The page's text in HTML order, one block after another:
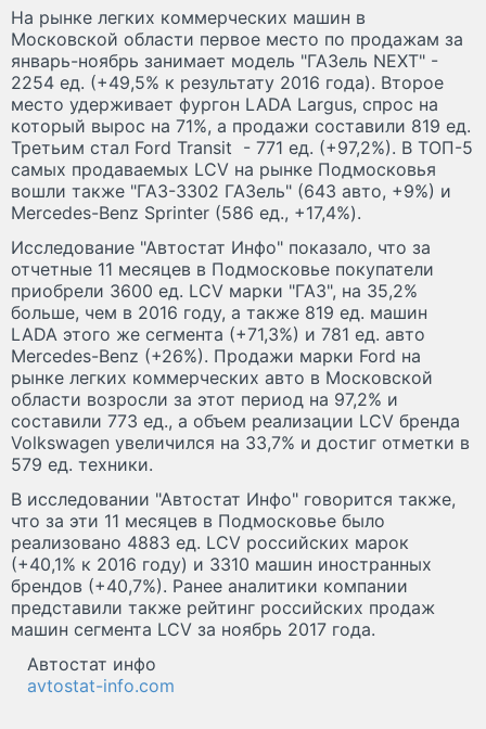
На рынке легких коммерческих машин в
Московской области первое место по продажам за
январь-ноябрь занимает модель "ГАЗель NEXT" -
2254 ед. (+49,5% к результату 2016 года). Второе
место удерживает фургон LADA Largus, спрос на
который вырос на 71%, а продажи составили 819 ед.
Третьим стал Ford Transit - 771 ед. (+97,2%). В ТОП-5
самых продаваемых LCV на рынке Подмосковья
вошли также "ГАЗ-3302 ГАЗель" (643 авто, +9%) и
Mercedes-Benz Sprinter (586 ед., +17,4%).
Исследование "Автостат Инфо" показало, что за
отчетные 11 месяцев в Подмосковье покупатели
приобрели 3600 ед. LCV марки "ГАЗ", на 35,2%
больше, чем в 2016 году, а также 819 ед. машин
LADA этого же сегмента (+71,3%) и 781 ед. авто
Mercedes-Benz (+26%). Продажи марки Ford на
рынке легких коммерческих авто в Московской
области возросли за этот период на 97,2% и
составили 773 ед., а объем реализации LCV бренда
Volkswagen увеличился на 33,7% и достиг отметки в
579 ед. техники.
В исследовании "Автостат Инфо" говорится также,
что за эти 11 месяцев в Подмосковье было
реализовано 4883 ед. LCV российских марок
(+40,1% к 2016 году) и 3310 машин иностранных
брендов (+40,7%). Ранее аналитики компании
представили также рейтинг российских продаж
машин сегмента LCV за ноябрь 2017 года.
Автостат инфо
avtostat-info.com